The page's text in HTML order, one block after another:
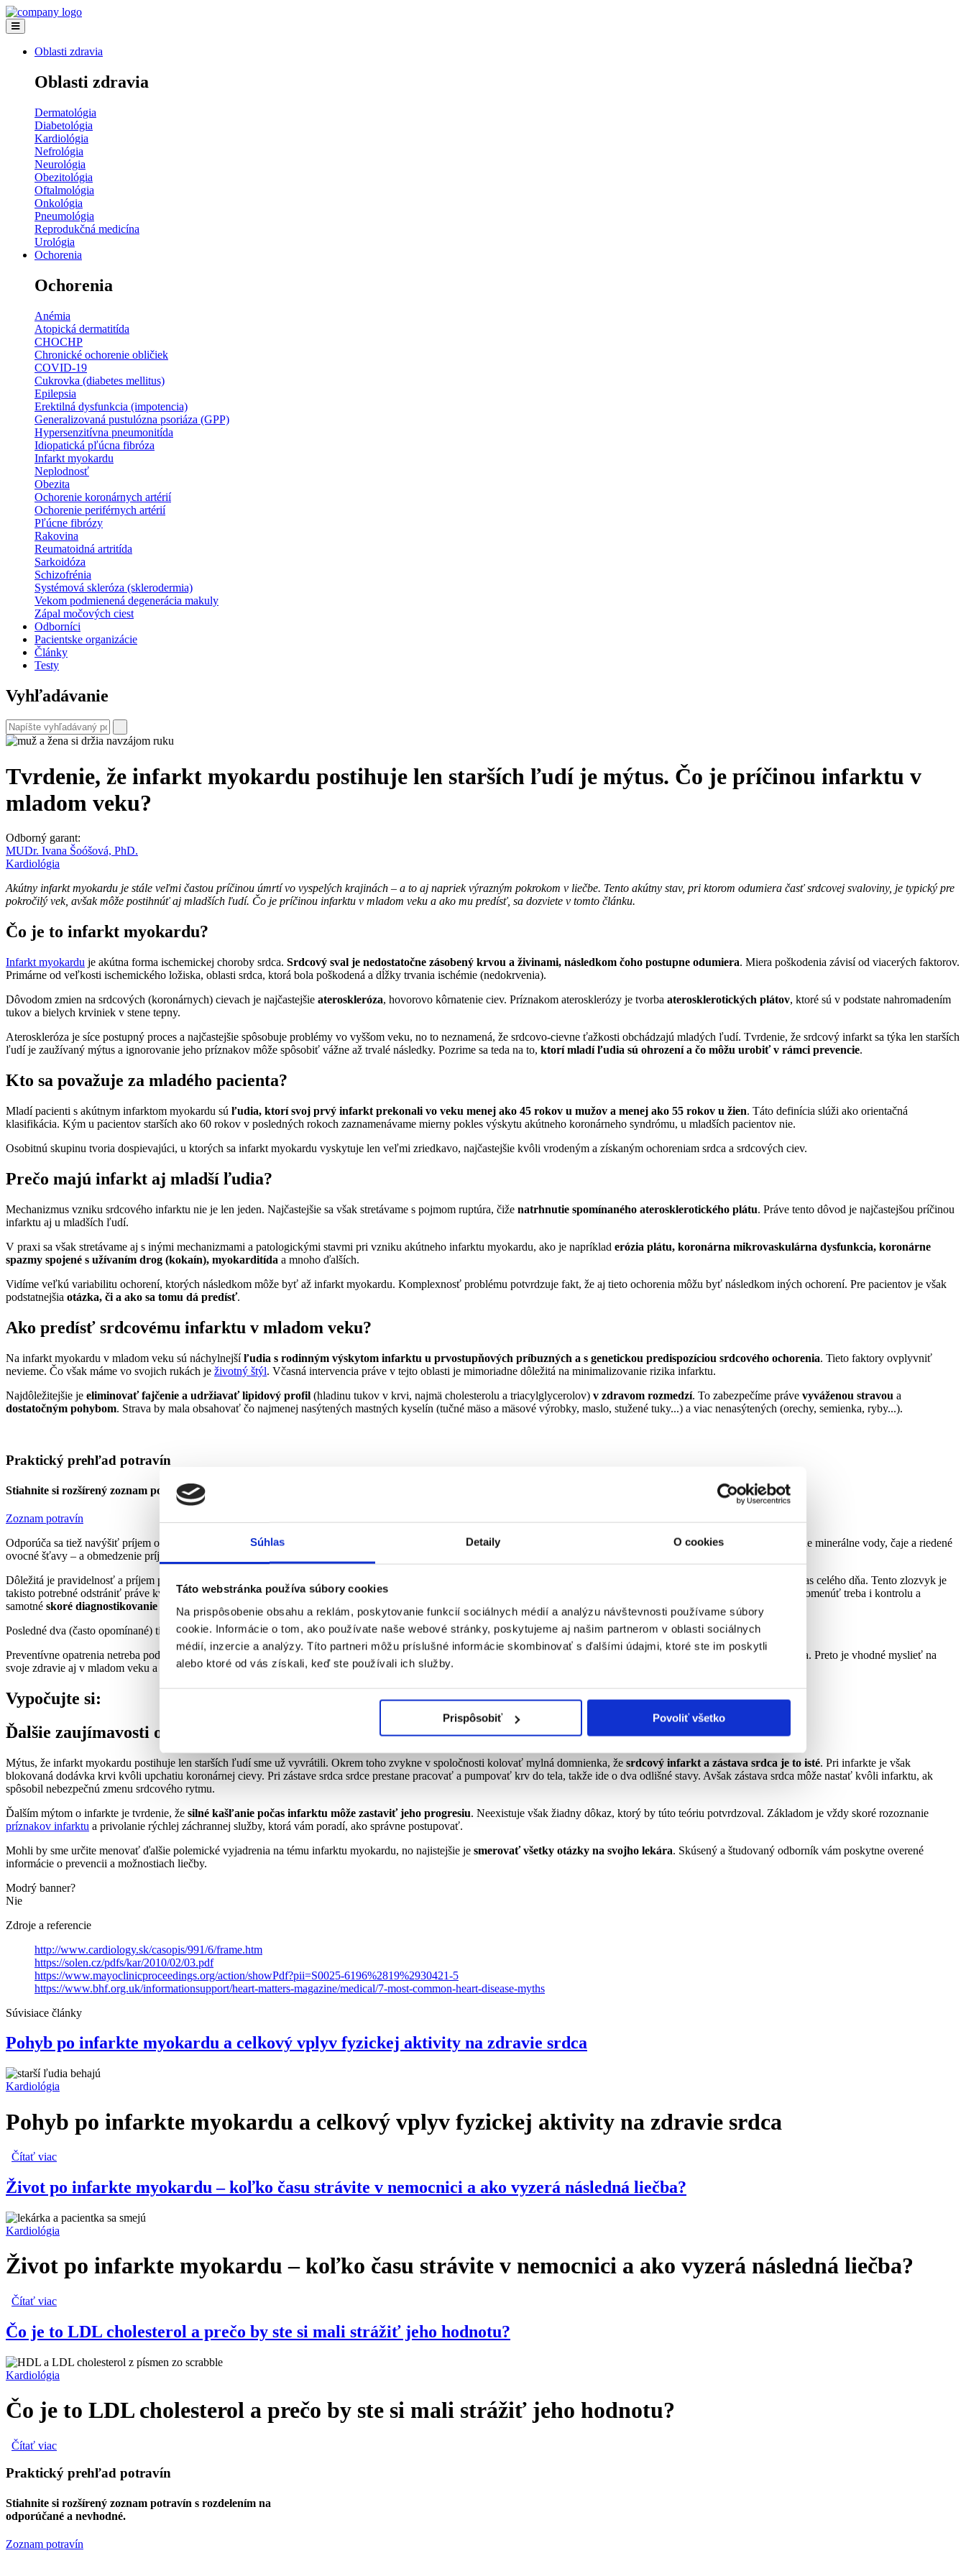
Súhlas Detaily O cookies
Táto webstránka používa súbory cookies
Na prispôsobenie obsahu a reklám, poskytovanie funkcií sociálnych médií a analýzu návštevnosti používame súbory
cookie. Informácie o tom, ako používate naše webové stránky, poskytujeme aj našim partnerom v oblasti sociálnych
médií, inzercie a analýzy. Títo partneri môžu príslušné informácie skombinovať s ďalšími údajmi, ktoré ste im poskytli
alebo ktoré od vás získali, keď ste používali ich služby.
Prispôsobiť Povoliť všetko
Oblasti zdravia
Oblasti zdravia
Dermatológia
Diabetológia
Kardiológia
Nefrológia
Neurológia
Obezitológia
Oftalmológia
Onkológia
Pneumológia
Reprodukčná medicína
Urológia
Ochorenia
Ochorenia
Anémia
Atopická dermatitída
CHOCHP
Chronické ochorenie obličiek
COVID-19
Cukrovka (diabetes mellitus)
Epilepsia
Erektilná dysfunkcia (impotencia)
Generalizovaná pustulózna psoriáza (GPP)
Hypersenzitívna pneumonitída
Idiopatická pľúcna fibróza
Infarkt myokardu
Neplodnosť
Obezita
Ochorenie koronárnych artérií
Ochorenie periférnych artérií
Pľúcne fibrózy
Rakovina
Reumatoidná artritída
Sarkoidóza
Schizofrénia
Systémová skleróza (sklerodermia)
Vekom podmienená degenerácia makuly
Zápal močových ciest
Odborníci
Pacientske organizácie
Články
Testy
Vyhľadávanie
Tvrdenie, že infarkt myokardu postihuje len starších ľudí je mýtus. Čo je príčinou infarktu v
mladom veku?
Odborný garant:
MUDr. Ivana Šoóšová, PhD.
Kardiológia
Akútny infarkt myokardu je stále veľmi častou príčinou úmrtí vo vyspelých krajinách – a to aj napriek výrazným pokrokom v liečbe. Tento akútny stav, pri ktorom odumiera časť srdcovej svaloviny, je typický pre
pokročilý vek, avšak môže postihnúť aj mladších ľudí. Čo je príčinou infarktu v mladom veku a ako mu predísť, sa dozviete v tomto článku.
Čo je to infarkt myokardu?
Infarkt myokardu je akútna forma ischemickej choroby srdca. Srdcový sval je nedostatočne zásobený krvou a živinami, následkom čoho postupne odumiera. Miera poškodenia závisí od viacerých faktorov.
Primárne od veľkosti ischemického ložiska, oblasti srdca, ktorá bola poškodená a dĺžky trvania ischémie (nedokrvenia).
Dôvodom zmien na srdcových (koronárnych) cievach je najčastejšie ateroskleróza, hovorovo kôrnatenie ciev. Príznakom aterosklerózy je tvorba aterosklerotických plátov, ktoré sú v podstate nahromadením
tukov a bielych krviniek v stene tepny.
Ateroskleróza je síce postupný proces a najčastejšie spôsobuje problémy vo vyššom veku, no to neznamená, že srdcovo-cievne ťažkosti obchádzajú mladých ľudí. Tvrdenie, že srdcový infarkt sa týka len starších
ľudí je zaužívaný mýtus a ignorovanie jeho príznakov môže spôsobiť vážne až trvalé následky. Pozrime sa teda na to, ktorí mladí ľudia sú ohrození a čo môžu urobiť v rámci prevencie.
Kto sa považuje za mladého pacienta?
Mladí pacienti s akútnym infarktom myokardu sú ľudia, ktorí svoj prvý infarkt prekonali vo veku menej ako 45 rokov u mužov a menej ako 55 rokov u žien. Táto definícia slúži ako orientačná
klasifikácia. Kým u pacientov starších ako 60 rokov v posledných rokoch zaznamenávame mierny pokles výskytu akútneho koronárneho syndrómu, u mladších pacientov nie.
Osobitnú skupinu tvoria dospievajúci, u ktorých sa infarkt myokardu vyskytuje len veľmi zriedkavo, najčastejšie kvôli vrodeným a získaným ochoreniam srdca a srdcových ciev.
Prečo majú infarkt aj mladší ľudia?
Mechanizmus vzniku srdcového infarktu nie je len jeden. Najčastejšie sa však stretávame s pojmom ruptúra, čiže natrhnutie spomínaného aterosklerotického plátu. Práve tento dôvod je najčastejšou príčinou
infarktu aj u mladších ľudí.
V praxi sa však stretávame aj s inými mechanizmami a patologickými stavmi pri vzniku akútneho infarktu myokardu, ako je napríklad erózia plátu, koronárna mikrovaskulárna dysfunkcia, koronárne
spazmy spojené s užívaním drog (kokaín), myokarditída a mnoho ďalších.
Vidíme veľkú variabilitu ochorení, ktorých následkom môže byť až infarkt myokardu. Komplexnosť problému potvrdzuje fakt, že aj tieto ochorenia môžu byť následkom iných ochorení. Pre pacientov je však
podstatnejšia otázka, či a ako sa tomu dá predísť.
Ako predísť srdcovému infarktu v mladom veku?
Na infarkt myokardu v mladom veku sú náchylnejšíľudia s rodinným výskytom infarktu u prvostupňových príbuzných a s genetickou predispozíciou srdcového ochorenia. Tieto faktory ovplyvniť
nevieme. Čo však máme vo svojich rukách je životný štýl. Včasná intervencia práve v tejto oblasti je mimoriadne dôležitá na minimalizovanie rizika infarktu.
Najdôležitejšie je eliminovať fajčenie a udržiavať lipidový profil (hladinu tukov v krvi, najmä cholesterolu a triacylglycerolov) v zdravom rozmedzí. To zabezpečíme práve vyváženou stravou a
dostatočným pohybom. Strava by mala obsahovať čo najmenej nasýtených mastných kyselín (tučné mäso a mäsové výrobky, maslo, stužené tuky...) a viac nenasýtených (orechy, semienka, ryby...).
Praktický prehľad potravín
Stiahnite si rozšírený zoznam potravín s rozdelením na odporúčané a nevhodné.
Zoznam potravín
Odporúča sa tiež navýšiť príjem ovocia a zeleniny či konzumovať celozrnné výrobky a kvalitné chudé mäso. Dôležitý je aj dostatočný pitný režim – najlepšie čistá voda, prípadne minerálne vody, čaje a riedené
ovocné šťavy – a obmedzenie príjmu alkoholu.
Dôležitá je pravidelnosť a príjem potravy až pri pocite hladu, resp. dodržaní aspoň trojhodinového intervalu medzi jedlami. Často sa u ľudí stretávame s drobným pojedaním počas celého dňa. Tento zlozvyk je
takisto potrebné odstrániť práve kvôli inzulínovej rezistencii a s tým súvisiacimmetabolickým syndrómom
, ktorý je ďalším rizikovým faktorom kardiovaskulárnych ochorení. Spomenúť treba i kontrolu a
samotné skoré diagnostikovanie ostatných súvisiacich ochorení
ako diabetes (cukrovka) a hypertenzia (vysoký krvný tlak).
Posledné dva (často opomínané) tipy v rámci prevencie sú pravidelný pobyt na čerstvom vzduchu a eliminácia príčin stresu.
Preventívne opatrenia netreba podceňovať. Môžu sa zdať akokoľvek nepodstatné, ale opak je pravdou. Sú často život zachraňujúce a samotná liečba bez nich nie je tak efektívna. Preto je vhodné myslieť na
svoje zdravie aj v mladom veku a
absolvovať preventívne prehliadky . Mladý organizmus má veľkú schopnosť kompenzácie a adaptácie, ktoré však majú svoj limit.
Vypočujte si:
Ďalšie zaujímavosti o infarkte myokardu, ktoré je dobré vedieť
Mýtus, že infarkt myokardu postihuje len starších ľudí sme už vyvrátili. Okrem toho zvykne v spoločnosti kolovať mylná domnienka, že srdcový infarkt a zástava srdca je to isté. Pri infarkte je však
blokovaná dodávka krvi kvôli upchatiu koronárnej cievy. Pri zástave srdca srdce prestane pracovať a pumpovať krv do tela, takže ide o dva odlišné stavy. Avšak zástava srdca môže nastať kvôli infarktu, ak
spôsobil nebezpečnú zmenu srdcového rytmu.
Ďalším mýtom o infarkte je tvrdenie, že silné kašľanie počas infarktu môže zastaviť jeho progresiu. Neexistuje však žiadny dôkaz, ktorý by túto teóriu potvrdzoval. Základom je vždy skoré rozoznanie
príznakov infarktu a privolanie rýchlej záchrannej služby, ktorá vám poradí, ako správne postupovať.
Mohli by sme určite menovať ďalšie polemické vyjadrenia na tému infarktu myokardu, no najistejšie je smerovať všetky otázky na svojho lekára. Skúsený a študovaný odborník vám poskytne overené
informácie o prevencii a možnostiach liečby.
Modrý banner?
Nie
Zdroje a referencie
http://www.cardiology.sk/casopis/991/6/frame.htm
https://solen.cz/pdfs/kar/2010/02/03.pdf
https://www.mayoclinicproceedings.org/action/showPdf?pii=S0025-6196%2819%2930421-5
https://www.bhf.org.uk/informationsupport/heart-matters-magazine/medical/7-most-common-heart-disease-myths
Súvisiace články
Pohyb po infarkte myokardu a celkový vplyv fyzickej aktivity na zdravie srdca
Kardiológia
Pohyb po infarkte myokardu a celkový vplyv fyzickej aktivity na zdravie srdca
Čítať viac
Život po infarkte myokardu – koľko času strávite v nemocnici a ako vyzerá následná liečba?
Kardiológia
Život po infarkte myokardu – koľko času strávite v nemocnici a ako vyzerá následná liečba?
Čítať viac
Čo je to LDL cholesterol a prečo by ste si mali strážiť jeho hodnotu?
Kardiológia
Čo je to LDL cholesterol a prečo by ste si mali strážiť jeho hodnotu?
Čítať viac
Praktický prehľad potravín
Stiahnite si rozšírený zoznam potravín s rozdelením na
odporúčané a nevhodné.
Zoznam potravín